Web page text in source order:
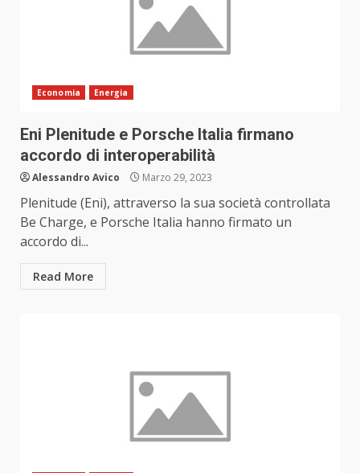
Economia Energia
Eni Plenitude e Porsche Italia firmano
accordo di interoperabilità
Alessandro Avico Marzo 29, 2023
Plenitude (Eni), attraverso la sua società controllata
Be Charge, e Porsche Italia hanno firmato un
accordo di...
Read More